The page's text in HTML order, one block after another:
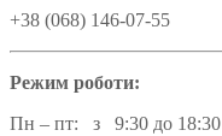
+38 (068) 146-07-55
Режим роботи:
Пн – пт: з 9:30 до 18:30